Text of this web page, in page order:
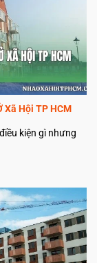
Xã Hội TP HCM
kiện gì nhưng